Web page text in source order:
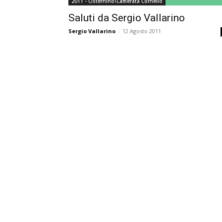
Saluti da Sergio Vallarino
Sergio Vallarino - 12 Agosto 2011